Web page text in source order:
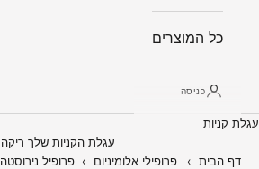
כל המוצרים
כניסה
עגלת קניות
עגלת הקניות שלך ריקה
דף הבית › פרופילי אלומיניום › פרופיל נירוסטה